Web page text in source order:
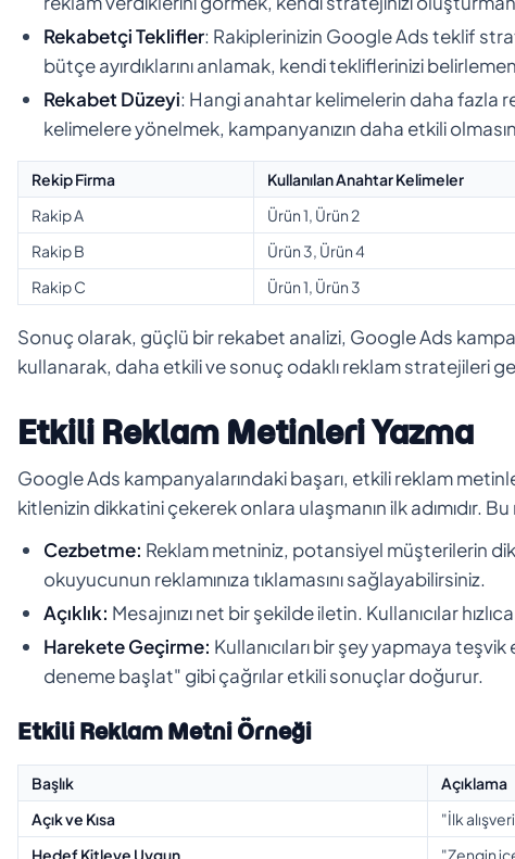
Rekabetçi Teklifler: Rakiplerinizin Google Ads teklif
bütçe ayırdıklarını anlamak, kendi tekliflerinizi
Rekabet Düzeyi: Hangi anahtar kelimelerin daha
kelimelere yönelmek, kampanyanızın daha etkili
Rekip Firma Kullanılan Anahtar Kelimeler
Rakip A
Ürün 1, Ürün 2
Rakip B
Ürün 3, Ürün 4
Rakip C
Ürün 1, Ürün 3
Sonuç olarak, güçlü bir rekabet analizi, Google Ads
kullanarak, daha etkili ve sonuç odaklı reklam stratejileri
Etkili Reklam Metinleri Yazma
Google Ads kampanyalarındaki başarı, etkili reklam
kitlenizin dikkatini çekerek onlara ulaşmanın ilk adımıdır.
Cezbetme: Reklam metniniz, potansiyel müşterilerin
okuyucunun reklamınıza tıklamasını sağlayabilirsiniz.
Açıklık: Mesajınızı net bir şekilde iletin. Kullanıcılar
Harekete Geçirme: Kullanıcıları bir şey yapmaya
deneme başlat" gibi çağrılar etkili sonuçlar doğurur.
Etkili Reklam Metni Örneği
Başlık
Açıklama
Açık ve Kısa
"İlk
Hedef Kitleye Uygun
"Zengin